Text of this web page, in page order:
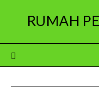
RUMAH